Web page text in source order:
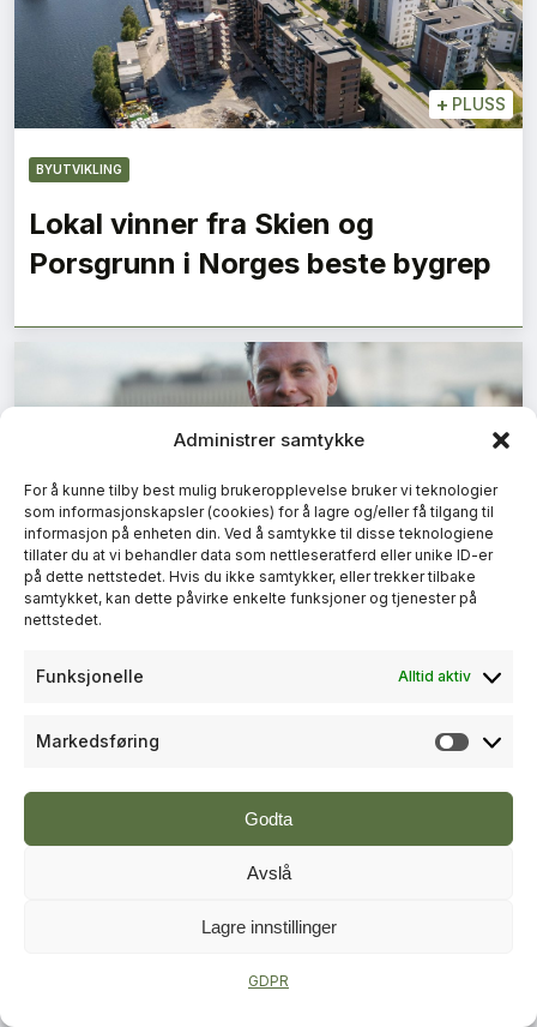
Administrer samtykke
For å kunne tilby best mulig brukeropplevelse bruker vi teknologier
som informasjonskapsler (cookies) for å lagre og/eller få tilgang til
informasjon på enheten din. Ved å samtykke til disse teknologiene
tillater du at vi behandler data som nettleseratferd eller unike ID-er
på dette nettstedet. Hvis du ikke samtykker, eller trekker tilbake
samtykket, kan dette påvirke enkelte funksjoner og tjenester på
nettstedet.
Funksjonelle Alltid aktiv
Markedsføring
Godta
Avslå
Lagre innstillinger
GDPR
+ PLUSS
BYUTVIKLING
Lokal vinner fra Skien og
Porsgrunn i Norges beste bygrep
+ PLUSS
RÅDGIVNING
én milliard kroner i andre kvartal